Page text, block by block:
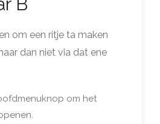
om een ritje ta maken
dan niet via dat ene
om het